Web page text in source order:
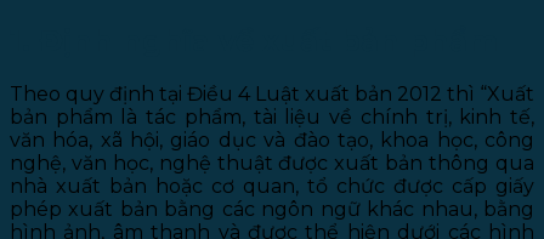
Theo quy định tại Điều 4 Luật xuất bản 2012 thì “Xuất
bản phẩm là tác phẩm, tài liệu về chính trị, kinh tế,
văn hóa, xã hội, giáo dục và đào tạo, khoa học, công
nghệ, văn học, nghệ thuật được xuất bản thông qua
nhà xuất bản hoặc cơ quan, tổ chức được cấp giấy
phép xuất bản bằng các ngôn ngữ khác nhau, bằng
hình ảnh, âm thanh và được thể hiện dưới các hình